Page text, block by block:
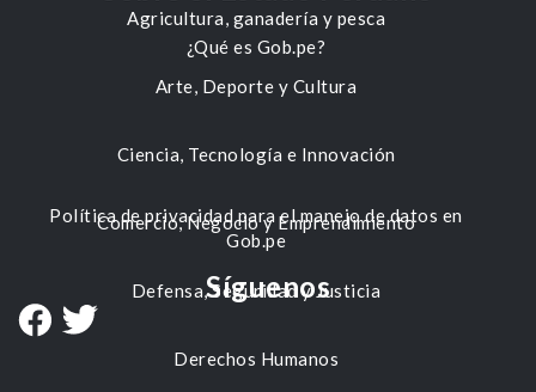
Agricultura, ganadería y pesca
Arte, Deporte y Cultura
Ciencia, Tecnología e Innovación
Comercio, Negocio y Emprendimiento
Defensa, Seguridad y Justicia
Derechos Humanos
¿Qué es Gob.pe?
Política de privacidad para el manejo de datos en
Gob.pe
Síguenos